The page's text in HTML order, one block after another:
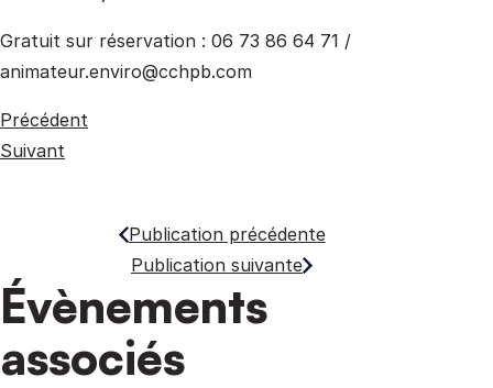
Gratuit sur réservation : 06 73 86 64 71 /
animateur.enviro@cchpb.com
Précédent
Suivant
Publication précédente
Publication suivante
Évènements
associés